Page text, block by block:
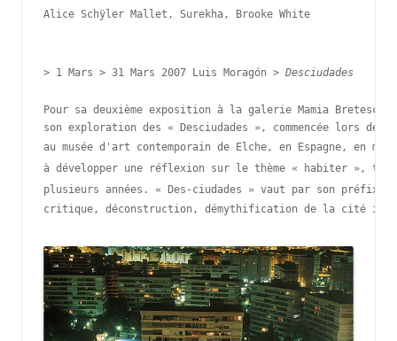
Alice Schÿler Mallet, Surekha, Brooke White
> 1 Mars > 31 Mars 2007 Luis Moragón > Desciudades
Pour sa deuxième exposition à la galerie Mamia
son exploration des « Desciudades », commencée lors
au musée d'art contemporain de Elche, en Espagne, en
à développer une réflexion sur le thème « habiter »,
plusieurs années. « Des-ciudades » vaut par son
critique, déconstruction, démythification de la cité